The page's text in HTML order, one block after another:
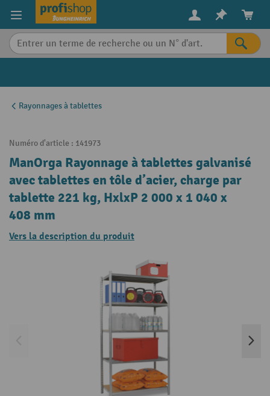
content
Rayonnages à tablettes
Numéro d'article : 141973
ManOrga Rayonnage à tablettes galvanisé
avec tablettes en tôle d’acier, charge par
tablette 221 kg, HxlxP 2 000 x 1 040 x
408 mm
Vers la description du produit